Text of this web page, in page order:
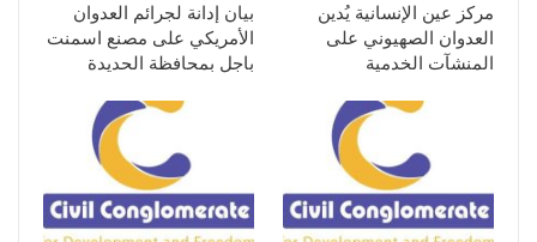
مركز عين الإنسانية يُدين
العدوان الصهيوني على
المنشآت الخدمية
بيان إدانة لجرائم العدوان
الأمريكي على مصنع اسمنت
باجل بمحافظة الحديدة